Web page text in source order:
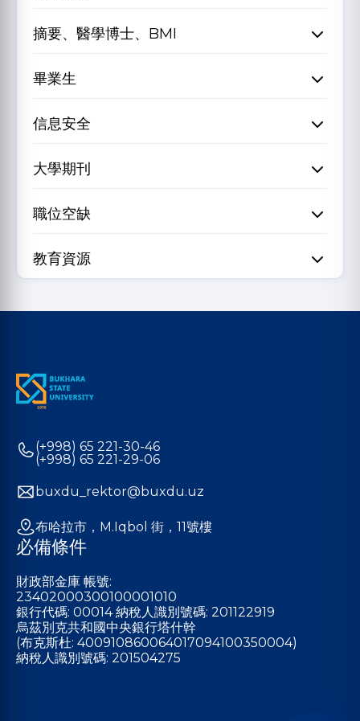
摘要、醫學博士、BMI
畢業生
信息安全
大學期刊
職位空缺
教育資源
(+998) 65 221-30-46
(+998) 65 221-29-06
buxdu_rektor@buxdu.uz
布哈拉市，M.Iqbol 街，11號樓
必備條件
財政部金庫 帳號:
23402000300100001010
銀行代碼: 00014 納稅人識別號碼: 201122919
烏茲別克共和國中央銀行塔什幹
(布克斯杜: 400910860064017094100350004)
納稅人識別號碼: 201504275